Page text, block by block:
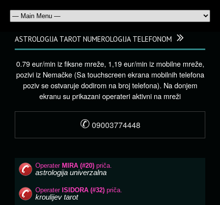
ASTROLOGIJA TAROT NUMEROLOGIJA TELEFONOM
0.79 eur/min iz fiksne mreže, 1,19 eur/min iz mobilne mreže,
pozivi iz Nemačke (Sa touchscreen ekrana mobilnih telefona
poziv se ostvaruje dodirom na broj telefona). Na donjem
ekranu su prikazani operateri aktivni na mreži
✆ 09003774448